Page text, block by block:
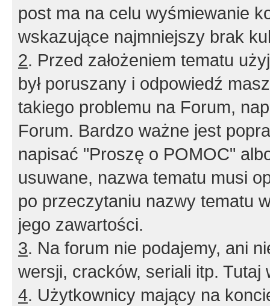
post ma na celu wyśmiewanie
wskazujące najmniejszy brak
2. Przed założeniem tematu
był poruszany i odpowiedź
takiego problemu na Forum,
Forum. Bardzo ważne jest
napisać "Proszę o POMOC"
usuwane, nazwa tematu musi
po przeczytaniu nazwy tematu
jego zawartości.
3. Na forum nie podajemy, ani
wersji, cracków, seriali itp. Tutaj
4. Użytkownicy mający na